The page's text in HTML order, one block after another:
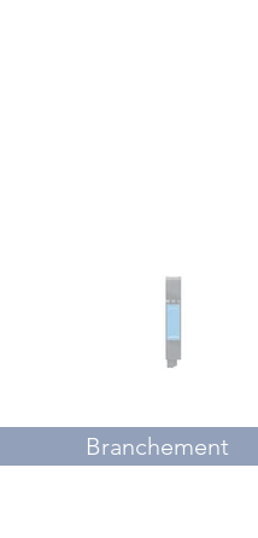
Branchement